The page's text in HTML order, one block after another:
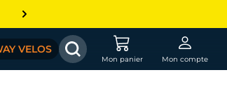
VELOS
Mon panier Mon compte